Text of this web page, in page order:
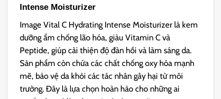
Intense Moisturizer
Image Vital C Hydrating Intense Moisturizer là kem
dưỡng ẩm chống lão hóa, giàu Vitamin C và
Peptide, giúp cải thiện độ đàn hồi và làm sáng da.
Sản phẩm còn chứa các chất chống oxy hóa mạnh
mẽ, bảo vệ da khỏi các tác nhân gây hại từ môi
trường. Đây là lựa chọn hoàn hảo cho những ai